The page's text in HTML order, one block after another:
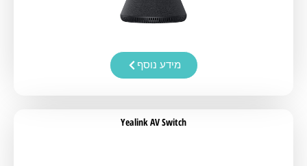
מידע נוסף
Yealink AV Switch